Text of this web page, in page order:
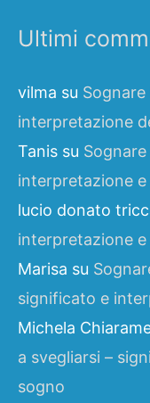
Ultimi
vilma su
interpretazione
Tanis su
interpretazione
lucio donato
interpretazione
Marisa su
significato e
Michela
a svegliarsi –
sogno